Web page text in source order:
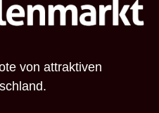
von attraktiven